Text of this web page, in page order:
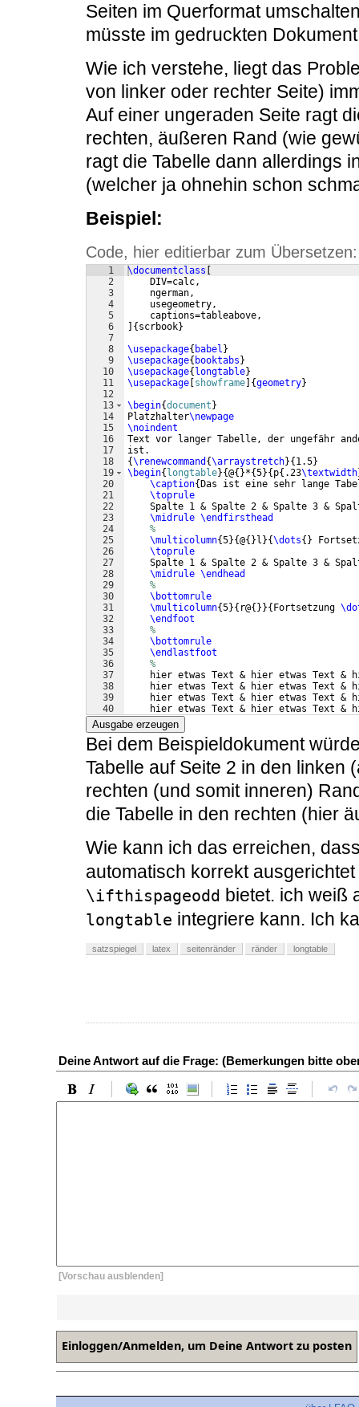
Seiten im Querformat
müsste im gedruckten
Wie ich verstehe, liegt das
von linker oder rechter Seite)
Auf einer ungeraden Seite ragt
rechten, äußeren Rand (wie
ragt die Tabelle dann allerdings
(welcher ja ohnehin schon
Beispiel:
Code, hier editierbar zum Übersetzen:
1
2
3
4
5
6
7
8
9
10
11
12
13
14
15
16
17
18
19
20
21
22
23
24
25
26
27
28
29
30
31
32
33
34
35
36
37
38
39
40
41
\documentclass
    DIV=calc,
    ngerman,
    usegeometry,
    captions=tableabove,
{ scrbook}
\usepackage{ babel }
\usepackage{ booktabs }
\usepackage{ longtable}
\usepackage showframe {geometry}
\begin{document }
Platzhalter\newpage
\noindent
Text vor langer Tabelle, der ungefähr
ist.
{\renewcommand {\arraystretch}{ 1.5}
\begin{ longtable}{@{ }*{5}{ p{ .23\textwidth
\caption{ Das ist eine sehr lange
\toprule
Spalte 1 & Spalte 2 & Spalte 3 &
\midrule \endfirsthead
%
\multicolumn{5}{@{ } l }{\dots{ }
\toprule
Spalte 1 & Spalte 2 & Spalte 3 &
\midrule \endhead
%
\bottomrule
\multicolumn{5}{ r@{ }}{ Fortsetzung
\endfoot
%
\bottomrule
\endlastfoot
%
hier etwas Text & hier etwas Text &
hier etwas Text & hier etwas Text &
hier etwas Text & hier etwas Text &
hier etwas Text & hier etwas Text &
hier etwas Text & hier etwas Text &
Ausgabe erzeugen
Bei dem Beispieldokument
Tabelle auf Seite 2 in den linken
rechten (und somit inneren)
die Tabelle in den rechten (hier
Wie kann ich das erreichen,
automatisch korrekt
\ifthispageodd bietet. ich weiß
longtable integriere kann. Ich
satzspiegel latex seitenränder ränder longtable
Deine Antwort auf die Frage: (Bemerkungen bitte
[Vorschau ausblenden]